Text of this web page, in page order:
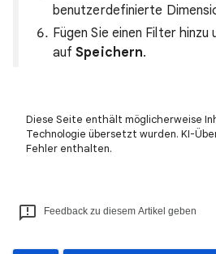
benutzerdefinierte
Fügen Sie einen Filter hinzu
aufSpeichern.
Diese Seite enthält möglicherweise
Technologie übersetzt wurden. KI-
Fehler enthalten.
Feedback zu diesem Artikel geben